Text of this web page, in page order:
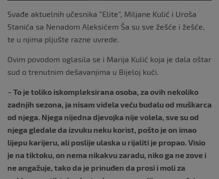
Svađe aktuelnih učesnika “Elite”, Miljane Kulić i Uroša
Stanića sa Nenadom Aleksićem Ša su sve žešće i žešće,
te u njima pljušte razne uvrede.
Ovim povodom oglasila se i Marija Kulić koja je dala oštar
sud o trenutnim dešavanjima u Bijeloj kući.
–To je toliko iskompleksirana osoba, za ovih nekoliko
zadnjih sezona, ja nisam videla veću budalu od muškarca
od njega. Njega nijedna djevojka nije volela, sve su od
njega gledale da izvuku neku korist, pošto je on imao
lijepu karijeru, ali poslije ulaska u rijaliti je propao. Visio
je na tiktoku, on nema nikakvu zaradu, niko ga ne zove i
ne angažuje, tako da je prinuđen da prosi i moli za